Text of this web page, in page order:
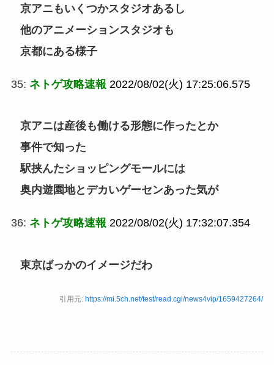
京アニもいくつかスタジオあるし
他のアニメーションスタジオも
京都にある様子
35: ネトゲ攻略速報 2022/08/02(火) 17:25:06.575
京アニは産後も働ける形態に作ったとか
事件で知った
駅挟んたショッピングモールには
奥内遊園地とデカいゲーセンあった気が
36: ネトゲ攻略速報 2022/08/02(火) 17:32:07.354
東京ばっかのイメージだわ
引用元: https://mi.5ch.net/test/read.cgi/news4vip/1659427264/